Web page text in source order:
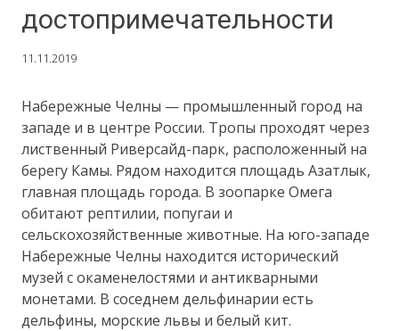
достопримечательности
11.11.2019
Набережные Челны — промышленный город на
западе и в центре России. Тропы проходят через
лиственный Риверсайд-парк, расположенный на
берегу Камы. Рядом находится площадь Азатлык,
главная площадь города. В зоопарке Омега
обитают рептилии, попугаи и
сельскохозяйственные животные. На юго-западе
Набережные Челны находится исторический
музей с окаменелостями и антикварными
монетами. В соседнем дельфинарии есть
дельфины, морские львы и белый кит.